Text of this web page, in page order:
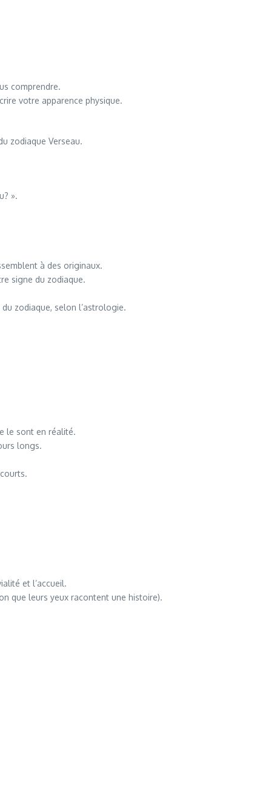
comprendre.
votre apparence physique.
zodiaque Verseau.
».
à des originaux.
signe du zodiaque.
zodiaque, selon l’astrologie.
le sont en réalité.
longs.
et l’accueil.
que leurs yeux racontent une histoire).